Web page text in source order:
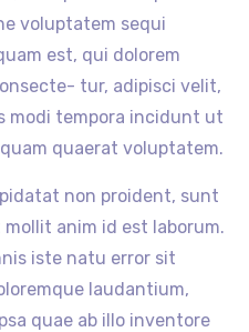
voluptatem sequi
est, qui dolorem
tur, adipisci velit,
modi tempora incidunt ut
quaerat voluptatem.
non proident, sunt
anim id est laborum.
iste natu error sit
laudantium,
quae ab illo inventore